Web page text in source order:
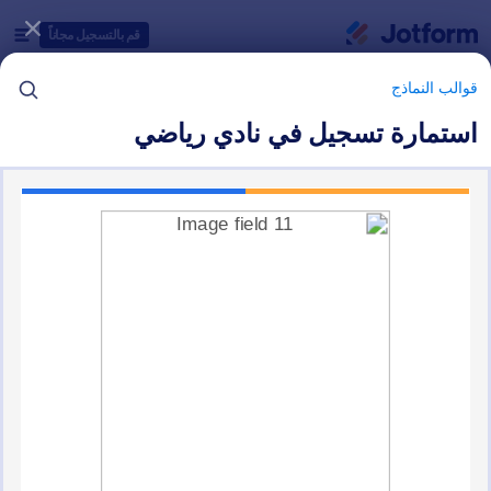
قم بالتسجيل مجاناً
قوالب النماذج
استمارة تسجيل في نادي رياضي
قوالب النماذج
فئات قوالب النماذج